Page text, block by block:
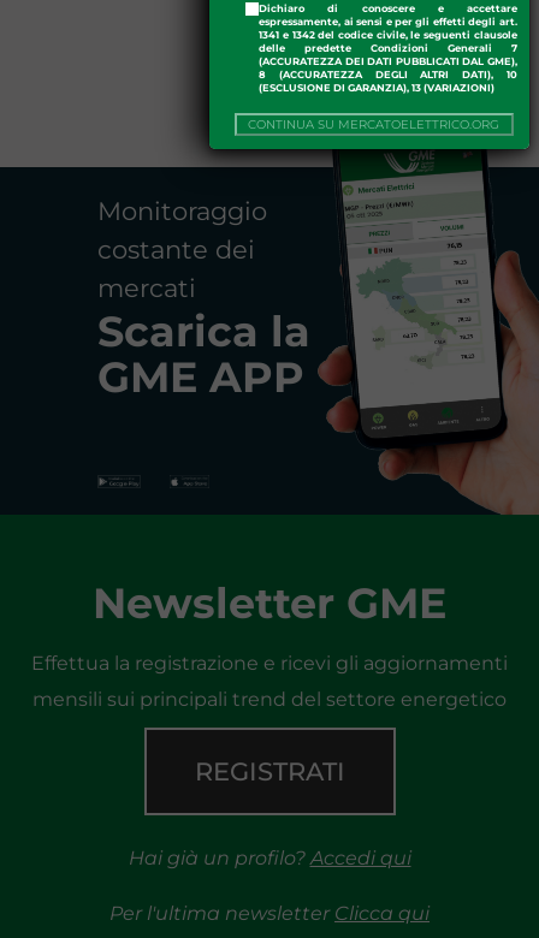
Dichiaro di conoscere e accettare
espressamente, ai sensi e per gli effetti degli art.
1341 e 1342 del codice civile, le seguenti clausole
delle predette Condizioni Generali 7
(ACCURATEZZA DEI DATI PUBBLICATI DAL GME),
8 (ACCURATEZZA DEGLI ALTRI DATI), 10
(ESCLUSIONE DI GARANZIA), 13 (VARIAZIONI)
CONTINUA SU MERCATOELETTRICO.ORG
Monitoraggio
costante dei
mercati
Scarica la
GME APP
Newsletter GME
Effettua la registrazione e ricevi gli aggiornamenti
mensili sui principali trend del settore energetico
REGISTRATI
Hai già un profilo?Accedi qui
Per l'ultima newsletter Clicca qui